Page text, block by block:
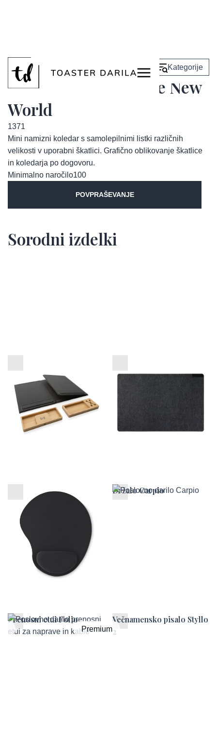
Nazaj Kategorije
Koledar z listki Brave New
World
1371
Mini namizni koledar s samolepilnimi listki različnih
velikosti v uporabni škatlici. Grafično oblikovanje škatlice
in koledarja po dogovoru.
Minimalno naročilo100
POVPRAŠEVANJE
Sorodni izdelki
pisalne mize Impact
VINGA
Ergonomska podloga za
miško
Držalo Carpio
Prenosni etui Folio
Premium
Večnamensko pisalo Styllo
2